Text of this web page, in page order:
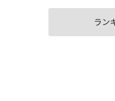
ラン